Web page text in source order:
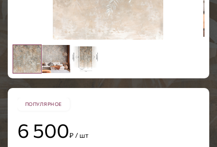
ПОПУЛЯРНОЕ
6 500₽ / шт